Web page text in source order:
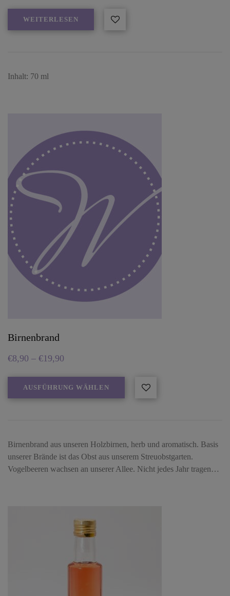
WEITERLESEN
Inhalt: 70 ml
Birnenbrand
€8,90 – €19,90
AUSFÜHRUNG WÄHLEN
Birnenbrand aus unseren Holzbirnen, herb und aromatisch. Basis
unserer Brände ist das Obst aus unserem Streuobstgarten.
Vogelbeeren wachsen an unserer Allee. Nicht jedes Jahr tragen…